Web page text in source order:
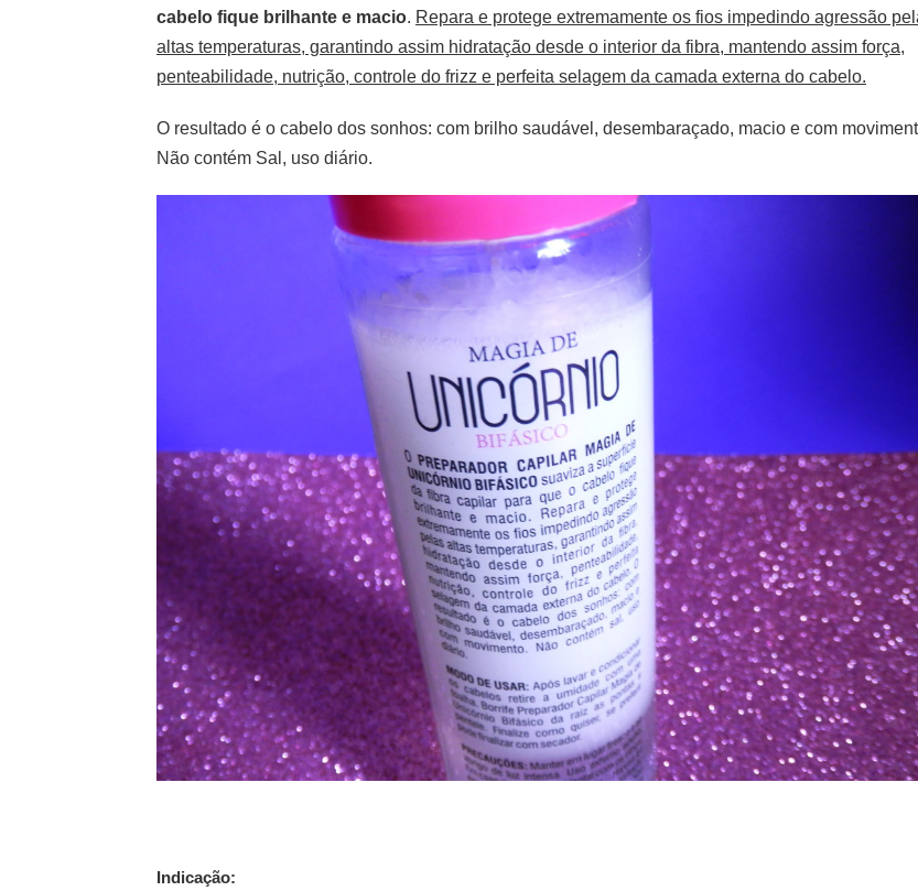
cabelo fique brilhante e macio. Repara e protege extremamente os fios impedindo agressão
altas temperaturas, garantindo assim hidratação desde o interior da fibra, mantendo assim força,
penteabilidade, nutrição, controle do frizz e perfeita selagem da camada externa do cabelo.
O resultado é o cabelo dos sonhos: com brilho saudável, desembaraçado, macio e com
Não contém Sal, uso diário.
Indicação: